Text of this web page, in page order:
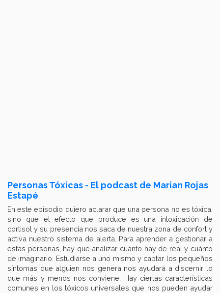
Personas Tóxicas - El podcast de Marian Rojas
Estapé
En este episodio quiero aclarar que una persona no es tóxica,
sino que el efecto que produce es una intoxicación de
cortisol y su presencia nos saca de nuestra zona de confort y
activa nuestro sistema de alerta. Para aprender a gestionar a
estas personas, hay que analizar cuánto hay de real y cuánto
de imaginario. Estudiarse a uno mismo y captar los pequeños
síntomas que alguien nos genera nos ayudará a discernir lo
que más y menos nos conviene. Hay ciertas características
comunes en los tóxicos universales que nos pueden ayudar